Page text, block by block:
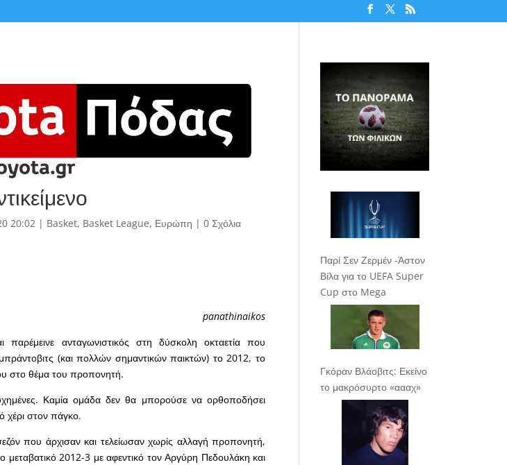
20:02| Basket, Basket League, Ευρώπη | 0 Σχόλια
panathinaikos
ανταγωνιστικός στη δύσκολη οκταετία που
(και πολλών σημαντικών παικτών) το 2012, το
στο θέμα του προπονητή.
Καμία ομάδα δεν θα μπορούσε να ορθοποδήσει
χέρι στον πάγκο.
που άρχισαν και τελείωσαν χωρίς αλλαγή προπονητή,
2012-3 με αφεντικό τον Αργύρη Πεδουλάκη και
Παρί Σεν Ζερμέν -Άστον
Βίλα για το UEFA Super
Cup στο Mega
Γκόραν Βλάοβιτς: Εκείνο
το μακρόσυρτο «αααχ»